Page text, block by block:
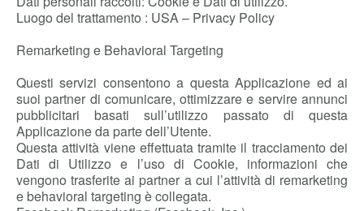
Luogo del trattamento : USA – Privacy Policy
Remarketing e Behavioral Targeting
Questi servizi consentono a questa Applicazione ed ai
suoi partner di comunicare, ottimizzare e servire annunci
pubblicitari basati sull’utilizzo passato di questa
Applicazione da parte dell’Utente.
Questa attività viene effettuata tramite il tracciamento dei
Dati di Utilizzo e l’uso di Cookie, informazioni che
vengono trasferite ai partner a cui l’attività di remarketing
e behavioral targeting è collegata.